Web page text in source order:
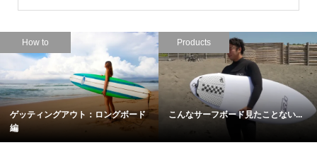
How to
ゲッティングアウト：ロングボード
編
Products
こんなサーフボード見たことない...